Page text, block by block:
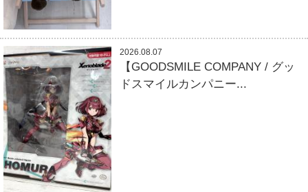
2026.08.07
【GOODSMILE COMPANY / グッ
ドスマイルカンパニー...